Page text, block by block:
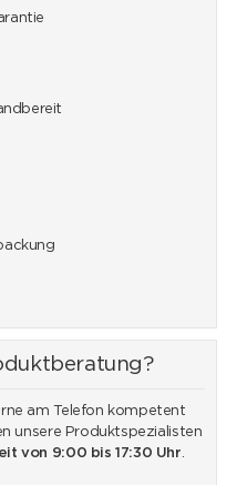
am Telefon kompetent
unsere Produktspezialisten
von 9:00 bis 17:30 Uhr.